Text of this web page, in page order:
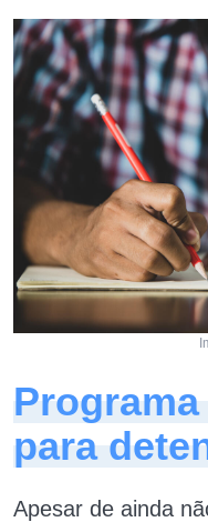
para
Apesar de ainda